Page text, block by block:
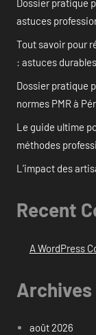
Dossier pratique
astuces
Tout savoir pour
: astuces durables
Dossier pratique
normes PMR à
Le guide ultime
méthodes
L’impact des
Recent
A WordPress
Archives
août 2026